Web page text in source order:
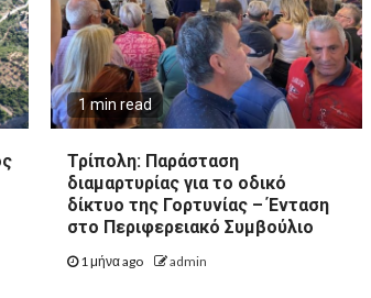
1 min read
Τρίπολη: Παράσταση
διαμαρτυρίας για το οδικό
δίκτυο της Γορτυνίας – Ένταση
στο Περιφερειακό Συμβούλιο
1 μήνα ago admin